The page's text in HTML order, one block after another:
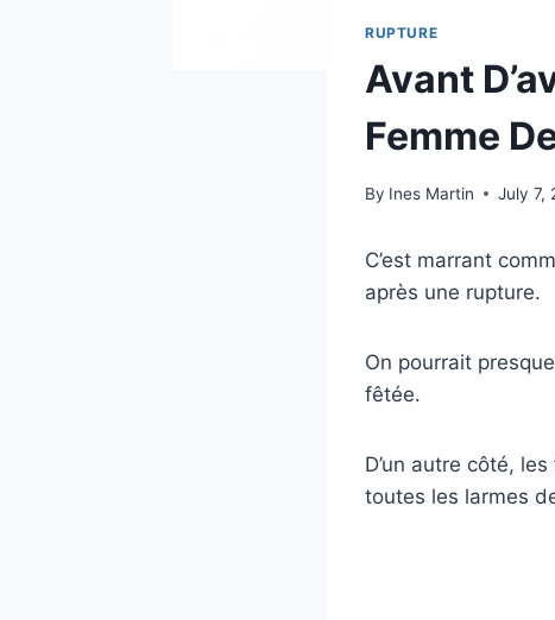
RUPTURE
Avant
Femme
By Ines Martin July 7,
C’est marrant
après une rupture.
On pourrait
fêtée.
D’un autre côté,
toutes les larmes